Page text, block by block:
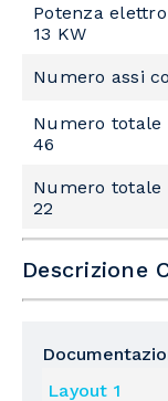
Potenza
13 KW
Numero assi
Numero
46
Numero totale
22
Descrizione
Layout 1